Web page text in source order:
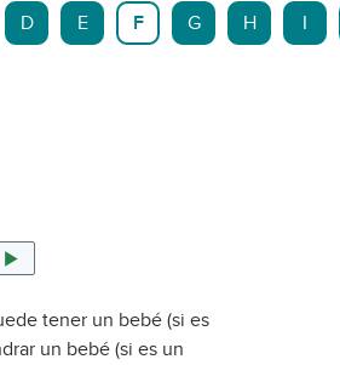
D E F G H I
tener un bebé (si es
un bebé (si es un